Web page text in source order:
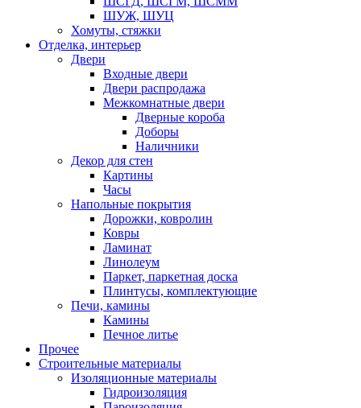
ШУЖ, ШУЦ
Хомуты, стяжки
Отделка, интерьер
Двери
Входные двери
Двери распродажа
Межкомнатные двери
Дверные короба
Доборы
Наличники
Декор для стен
Картины
Часы
Напольные покрытия
Дорожки, ковролин
Ковры
Ламинат
Линолеум
Паркет, паркетная доска
Плинтусы, комплектующие
Печи, камины
Камины
Печное литье
Прочее
Строительные материалы
Изоляционные материалы
Гидроизоляция